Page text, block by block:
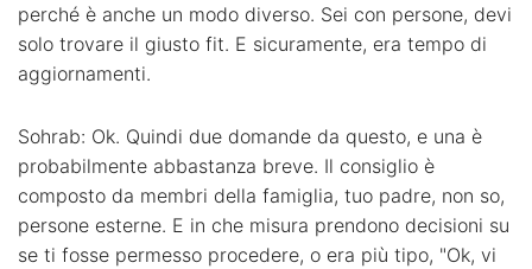
perché è anche un modo diverso. Sei con persone, devi
solo trovare il giusto fit. E sicuramente, era tempo di
aggiornamenti.
Sohrab: Ok. Quindi due domande da questo, e una è
probabilmente abbastanza breve. Il consiglio è
composto da membri della famiglia, tuo padre, non so,
persone esterne. E in che misura prendono decisioni su
se ti fosse permesso procedere, o era più tipo, "Ok, vi